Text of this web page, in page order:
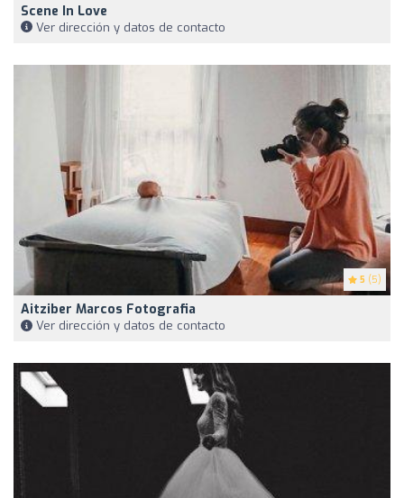
Scene In Love
Ver dirección y datos de contacto
5 (5)
Aitziber Marcos Fotografia
Ver dirección y datos de contacto